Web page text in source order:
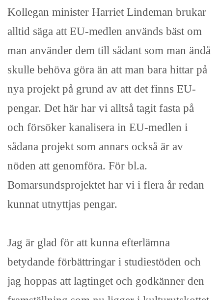
Kollegan minister Harriet Lindeman brukar
alltid säga att EU-medlen används bäst om
man använder dem till sådant som man ändå
skulle behöva göra än att man bara hittar på
nya projekt på grund av att det finns EU-
pengar. Det här har vi alltså tagit fasta på
och försöker kanalisera in EU-medlen i
sådana projekt som annars också är av
nöden att genomföra. För bl.a.
Bomarsundsprojektet har vi i flera år redan
kunnat utnyttjas pengar.
Jag är glad för att kunna efterlämna
betydande förbättringar i studiestöden och
jag hoppas att lagtinget och godkänner den